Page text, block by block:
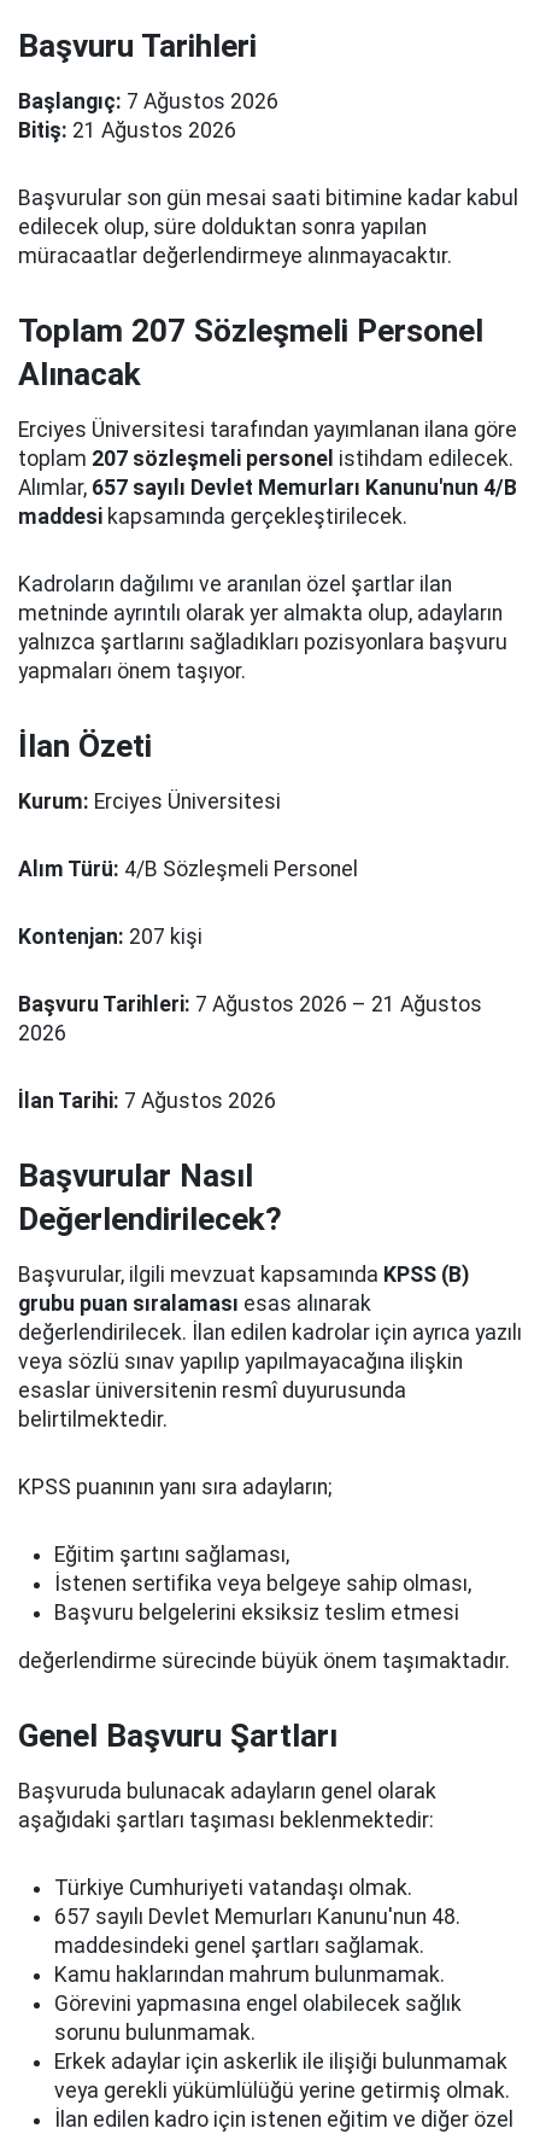
Başvuru Tarihleri
Başlangıç: 7 Ağustos 2026
Bitiş: 21 Ağustos 2026
Başvurular son gün mesai saati bitimine kadar kabul
edilecek olup, süre dolduktan sonra yapılan
müracaatlar değerlendirmeye alınmayacaktır.
Toplam 207 Sözleşmeli Personel
Alınacak
Erciyes Üniversitesi tarafından yayımlanan ilana göre
toplam 207 sözleşmeli personel istihdam edilecek.
Alımlar, 657 sayılı Devlet Memurları Kanunu'nun 4/B
maddesi kapsamında gerçekleştirilecek.
Kadroların dağılımı ve aranılan özel şartlar ilan
metninde ayrıntılı olarak yer almakta olup, adayların
yalnızca şartlarını sağladıkları pozisyonlara başvuru
yapmaları önem taşıyor.
İlan Özeti
Kurum: Erciyes Üniversitesi
Alım Türü: 4/B Sözleşmeli Personel
Kontenjan: 207 kişi
Başvuru Tarihleri: 7 Ağustos 2026 – 21 Ağustos
2026
İlan Tarihi: 7 Ağustos 2026
Başvurular Nasıl
Değerlendirilecek?
Başvurular, ilgili mevzuat kapsamında KPSS (B)
grubu puan sıralaması esas alınarak
değerlendirilecek. İlan edilen kadrolar için ayrıca yazılı
veya sözlü sınav yapılıp yapılmayacağına ilişkin
esaslar üniversitenin resmî duyurusunda
belirtilmektedir.
KPSS puanının yanı sıra adayların;
Eğitim şartını sağlaması,
İstenen sertifika veya belgeye sahip olması,
Başvuru belgelerini eksiksiz teslim etmesi
değerlendirme sürecinde büyük önem taşımaktadır.
Genel Başvuru Şartları
Başvuruda bulunacak adayların genel olarak
aşağıdaki şartları taşıması beklenmektedir:
Türkiye Cumhuriyeti vatandaşı olmak.
657 sayılı Devlet Memurları Kanunu'nun 48.
maddesindeki genel şartları sağlamak.
Kamu haklarından mahrum bulunmamak.
Görevini yapmasına engel olabilecek sağlık
sorunu bulunmamak.
Erkek adaylar için askerlik ile ilişiği bulunmamak
veya gerekli yükümlülüğü yerine getirmiş olmak.
İlan edilen kadro için istenen eğitim ve diğer özel